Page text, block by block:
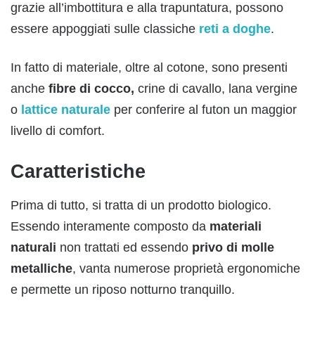
grazie all’imbottitura e alla trapuntatura, possono
essere appoggiati sulle classiche reti a doghe.
In fatto di materiale, oltre al cotone, sono presenti
anche fibre di cocco, crine di cavallo, lana vergine
o lattice naturale per conferire al futon un maggior
livello di comfort.
Caratteristiche
Prima di tutto, si tratta di un prodotto biologico.
Essendo interamente composto da materiali
naturali non trattati ed essendo privo di molle
metalliche, vanta numerose proprietà ergonomiche
e permette un riposo notturno tranquillo.